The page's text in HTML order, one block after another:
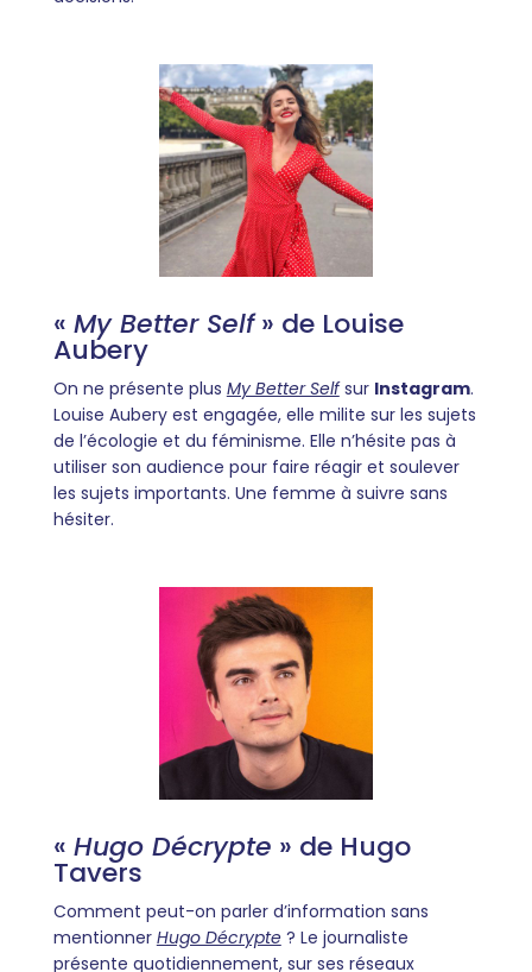
« My Better Self» de Louise
Aubery
On ne présente plus My Better Self sur Instagram.
Louise Aubery est engagée, elle milite sur les sujets
de l’écologie et du féminisme. Elle n’hésite pas à
utiliser son audience pour faire réagir et soulever
les sujets importants. Une femme à suivre sans
hésiter.
« Hugo Décrypte » de Hugo
Tavers
Comment peut-on parler d’information sans
mentionner Hugo Décrypte? Le journaliste
présente quotidiennement, sur ses réseaux